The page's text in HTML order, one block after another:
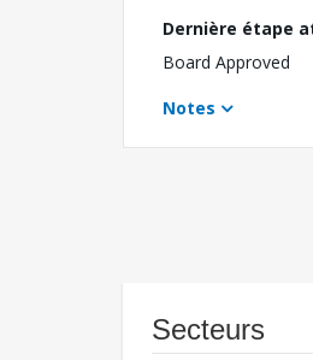
Dernière étape
Board Approved
Notes
Secteurs